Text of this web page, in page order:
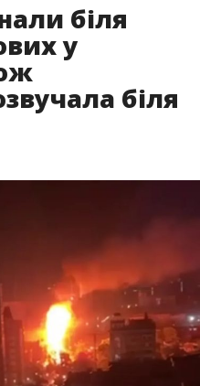
біля
у
біля